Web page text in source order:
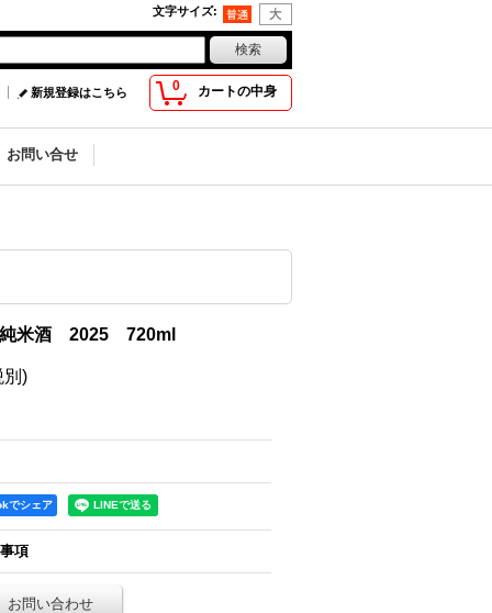
文字サイズ:
0 カートの中身
新規登録はこちら
お問い合せ
米酒 2025 720ml
別)
でシェア
項
お問い合わせ